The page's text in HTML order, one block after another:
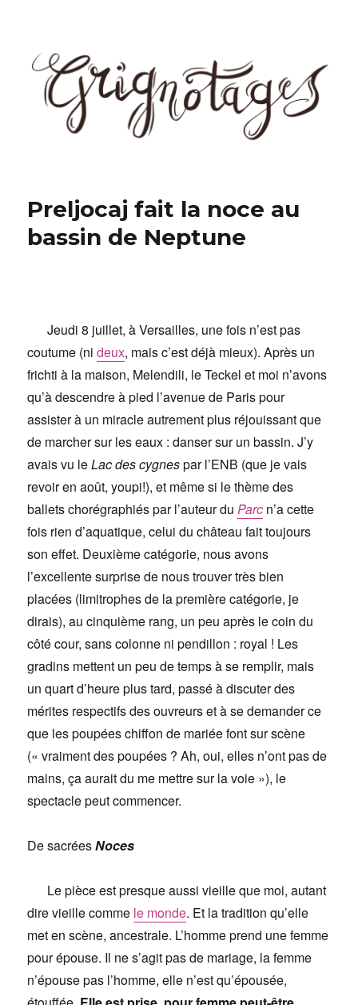
Preljocaj fait la noce au
bassin de Neptune
Jeudi 8 juillet, à Versailles, une fois n’est pas
coutume (nideux, mais c’est déjà mieux). Après un
frichti à la maison, Melendili, le Teckel et moi n’avons
qu’à descendre à pied l’avenue de Paris pour
assister à un miracle autrement plus réjouissant que
de marcher sur les eaux : danser sur un bassin. J’y
avais vu leLac des cygnespar l’ENB (que je vais
revoir en août, youpi!), et même si le thème des
ballets chorégraphiés par l’auteur duParc n’a cette
fois rien d’aquatique, celui du château fait toujours
son effet. Deuxième catégorie, nous avons
l’excellente surprise de nous trouver très bien
placées (limitrophes de la première catégorie, je
dirais), au cinquième rang, un peu après le coin du
côté cour, sans colonne ni pendillon : royal ! Les
gradins mettent un peu de temps à se remplir, mais
un quart d’heure plus tard, passé à discuter des
mérites respectifs des ouvreurs et à se demander ce
que les poupées chiffon de mariée font sur scène
(« vraiment des poupées ? Ah, oui, elles n’ont pas de
mains, ça aurait du me mettre sur la voie »), le
spectacle peut commencer.
De sacréesNoces
Le pièce est presque aussi vieille que moi, autant
dire vieille comme le monde. Et la tradition qu’elle
met en scène, ancestrale. L’homme prend une femme
pour épouse. Il ne s’agit pas de mariage, la femme
n’épouse pas l’homme, elle n’est qu’épousée,